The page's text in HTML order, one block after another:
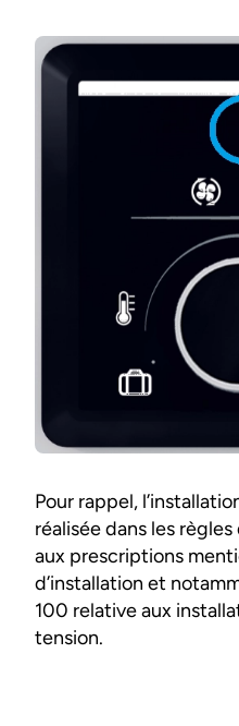
Pour rappel,
réalisée dans les
aux prescriptions
d’installation et
100 relative aux
tension.